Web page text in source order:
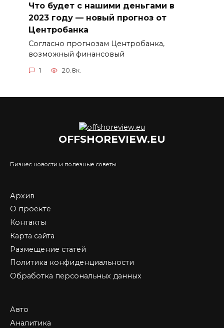
Что будет с нашими деньгами в
2023 году — новый прогноз от
Центробанка
Согласно прогнозам Центробанка,
возможный финансовый
1 20.8к.
OFFSHOREVIEW.EU
Бизнес новости и полезные советы
Архив
О проекте
Контакты
Карта сайта
Размещение статей
Политика конфиденциальности
Обработка персональных данных
Авто
Аналитика